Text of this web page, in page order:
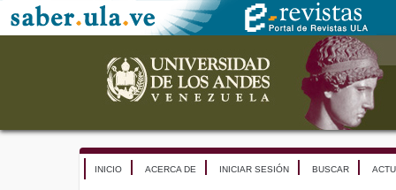
INICIO ACERCA DE INICIAR SESIÓN BUSCAR